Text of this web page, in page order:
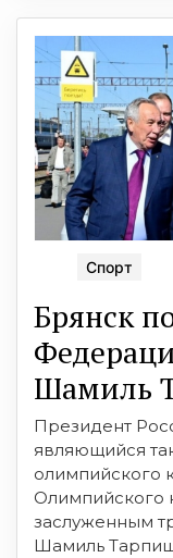
Спорт
Брянск
Шамиль
Президент
являющийся
олимпийского
Олимпийского
заслуженным
Шамиль